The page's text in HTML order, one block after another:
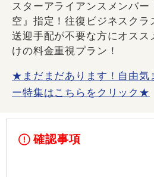
スターアライアンスメンバー
空』指定！往復ビジネスクラ
送迎手配が不要な方にオスス
けの料金重視プラン！
★まだまだあります！自由気
ー特集はこちらをクリック★
確認事項